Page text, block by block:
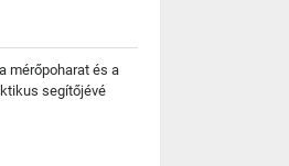
mérőpoharat és a
segítőjévé